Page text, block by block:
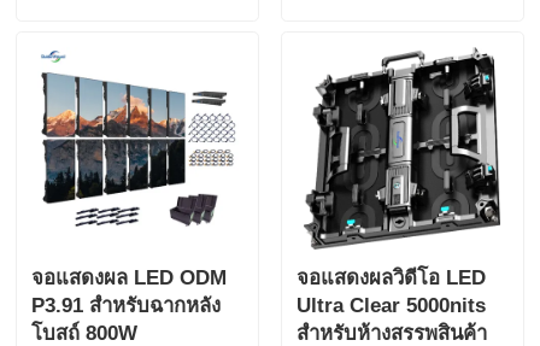
จอแสดงผล LED ODM
P3.91 สำหรับฉากหลัง
โบสถ์ 800W
จอแสดงผลวิดีโอ LED
Ultra Clear 5000nits
สำหรับห้างสรรพสินค้า